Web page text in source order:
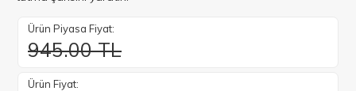
Ürün Piyasa Fiyat:
945.00 TL
Ürün Fiyat: